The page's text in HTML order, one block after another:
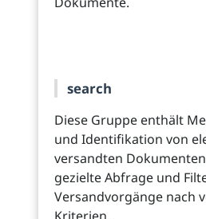
search
Diese Gruppe enthält
und Identifikation von
versandten
gezielte Abfrage und
Versandvorgänge nach